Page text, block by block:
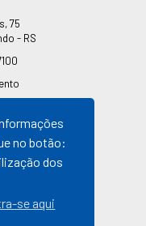
no botão:
dos
se aqui
75
- RS
feira